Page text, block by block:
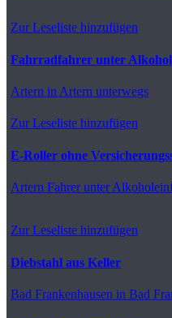
Zur Leseliste hinzufügen
Fahrradfahrer unter Alkohol
Artern in Artern unterwegs
Zur Leseliste hinzufügen
E-Roller ohne
Artern Fahrer unter
Zur Leseliste hinzufügen
Diebstahl aus Keller
Bad Frankenhausen in Bad